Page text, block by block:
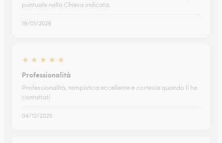
puntuale nella Chiesa indicata.
19/01/2026
★ ★ ★ ★ ★
Professionalità
Professionalità, tempistica eccellente e cortesia quando li ho
contattati
04/12/2025